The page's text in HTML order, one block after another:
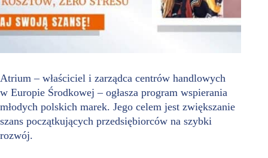
Atrium – właściciel i zarządca centrów handlowych
w Europie Środkowej – ogłasza program wspierania
młodych polskich marek. Jego celem jest zwiększanie
szans początkujących przedsiębiorców na szybki
rozwój.